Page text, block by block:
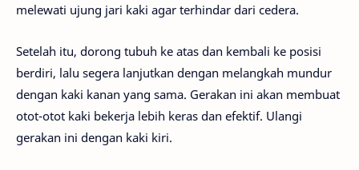
melewati ujung jari kaki agar terhindar dari cedera.
Setelah itu, dorong tubuh ke atas dan kembali ke posisi
berdiri, lalu segera lanjutkan dengan melangkah mundur
dengan kaki kanan yang sama. Gerakan ini akan membuat
otot-otot kaki bekerja lebih keras dan efektif. Ulangi
gerakan ini dengan kaki kiri.